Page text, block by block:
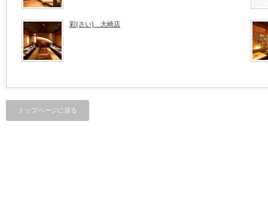
彩(さい) 大崎店
トップページに戻る